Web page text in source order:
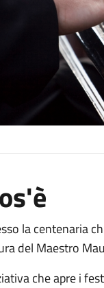
la centenaria
del Maestro
che apre i